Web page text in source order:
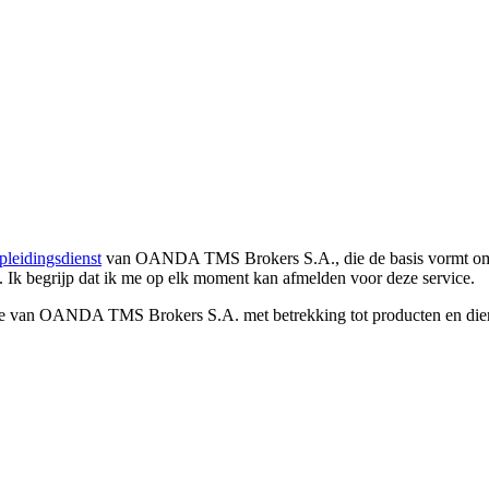
van OANDA TMS Brokers S.A., die de basis vormt
Ik begrijp dat ik me op elk moment kan afmelden voor deze service.
OANDA TMS Brokers S.A. met betrekking tot producten en